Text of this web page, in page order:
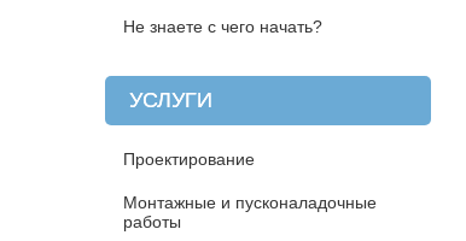
Не знаете с чего начать?
УСЛУГИ
Проектирование
Монтажные и пусконаладочные
работы